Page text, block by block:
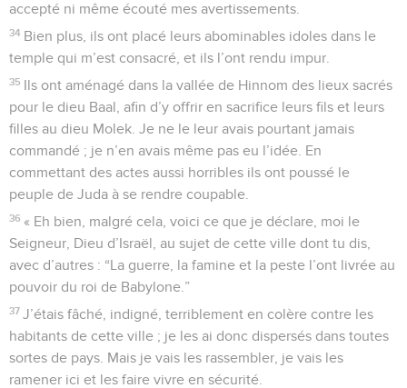
accepté ni même écouté mes avertissements.
34 Bien plus, ils ont placé leurs abominables idoles dans le
temple qui m’est consacré, et ils l’ont rendu impur.
35 Ils ont aménagé dans la vallée de Hinnom des lieux sacrés
pour le dieu Baal, afin d’y offrir en sacrifice leurs fils et leurs
filles au dieu Molek. Je ne le leur avais pourtant jamais
commandé ; je n’en avais même pas eu l’idée. En
commettant des actes aussi horribles ils ont poussé le
peuple de Juda à se rendre coupable.
36 « Eh bien, malgré cela, voici ce que je déclare, moi le
Seigneur, Dieu d’Israël, au sujet de cette ville dont tu dis,
avec d’autres : “La guerre, la famine et la peste l’ont livrée au
pouvoir du roi de Babylone.”
37 J’étais fâché, indigné, terriblement en colère contre les
habitants de cette ville ; je les ai donc dispersés dans toutes
sortes de pays. Mais je vais les rassembler, je vais les
ramener ici et les faire vivre en sécurité.